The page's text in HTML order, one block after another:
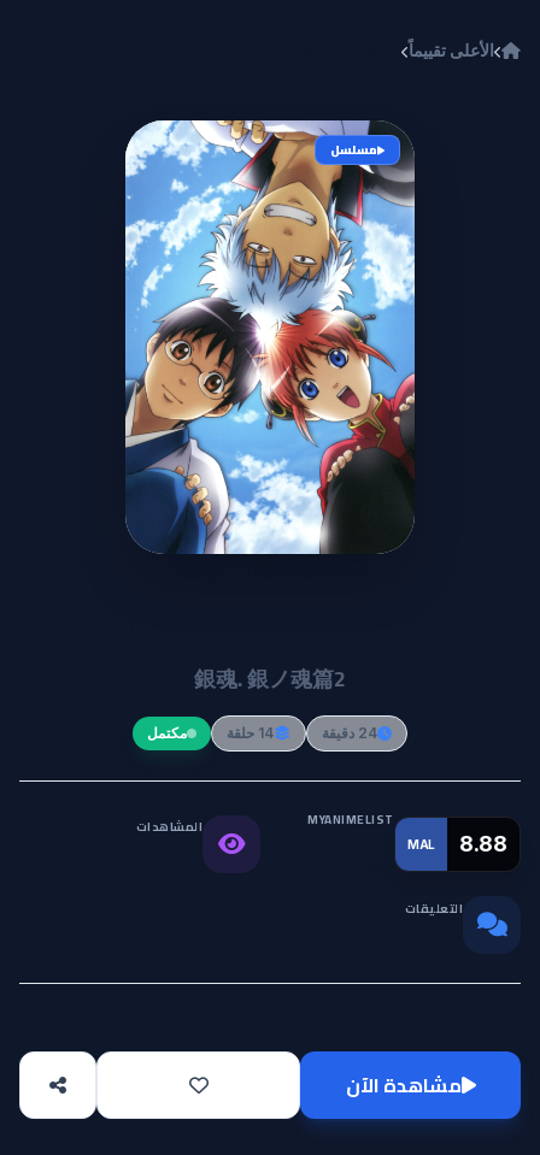
الأعلى تقييماً
مسلسل
Gintama.: Shirogane no
銀魂. 銀ノ魂篇2
24 دقيقة 14 حلقة مكتمل
MAL 8.88
MYANIMELIST المشاهدات
التعليقات
مشاهدة الآن